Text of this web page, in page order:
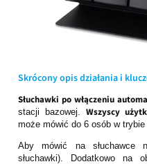
Skrócony opis działania i
Słuchawki po włączeniu
stacji bazowej. Wszyscy
może mówić do 6 osób w trybie
Aby mówić na słuchawce
słuchawki). Dodatkowo na